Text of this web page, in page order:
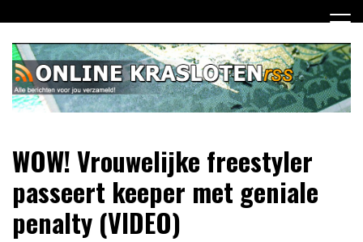
naar
inhoud
Online Krasloten RSS
jou verzameld
WOW! Vrouwelijke freestyler
passeert keeper met geniale
penalty (VIDEO)